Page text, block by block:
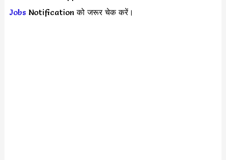
Jobs Notification को जरूर चेक करें।